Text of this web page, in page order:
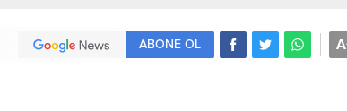
A
ABONE OL